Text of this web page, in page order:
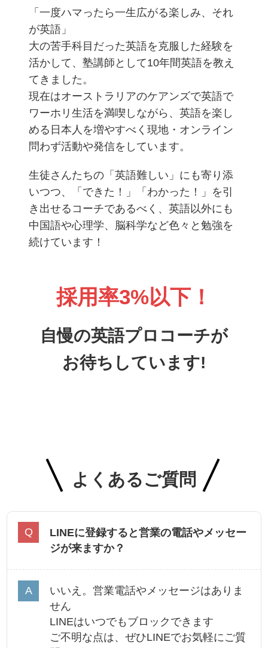
「一度ハマったら一生広がる楽しみ、それ
が英語」
大の苦手科目だった英語を克服した経験を
活かして、塾講師として10年間英語を教え
てきました。
現在はオーストラリアのケアンズで英語で
ワーホリ生活を満喫しながら、英語を楽し
める日本人を増やすべく現地・オンライン
問わず活動や発信をしています。
生徒さんたちの「英語難しい」にも寄り添
いつつ、「できた！」「わかった！」を引
き出せるコーチであるべく、英語以外にも
中国語や心理学、脳科学など色々と勉強を
続けています！
採用率3%以下！
自慢の英語プロコーチが
お待ちしています!
よくあるご質問
LINEに登録すると営業の電話やメッセー
ジが来ますか？
いいえ。営業電話やメッセージはありま
せん
LINEはいつでもブロックできます
ご不明な点は、ぜひLINEでお気軽にご質